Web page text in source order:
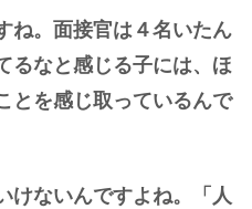
ね。面接官は４名いたん
るなと感じる子には、ほ
とを感じ取っているんで
ないんですよね。「人